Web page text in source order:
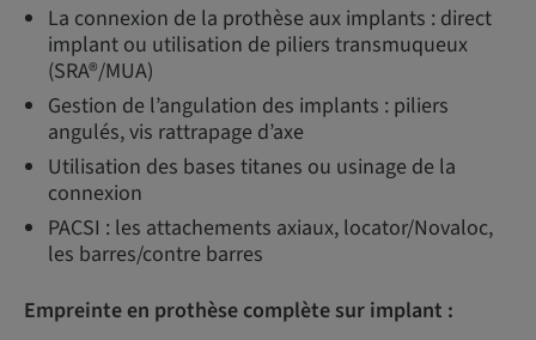
La connexion de la prothèse aux implants : direct
implant ou utilisation de piliers transmuqueux
(SRA®/MUA)
Gestion de l’angulation des implants : piliers
angulés, vis rattrapage d’axe
Utilisation des bases titanes ou usinage de la
connexion
PACSI : les attachements axiaux, locator/Novaloc,
les barres/contre barres
Empreinte en prothèse complète sur implant :